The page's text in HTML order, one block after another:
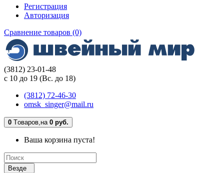
Регистрация
Авторизация
Сравнение товаров (0)
(3812) 23-01-48
с 10 до 19 (Вс. до 18)
(3812) 72-46-30
omsk_singer@mail.ru
0 Tоваров,на 0 руб.
Ваша корзина пуста!
Везде